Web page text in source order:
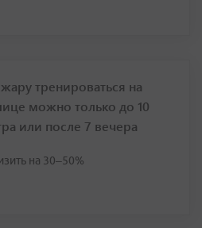
тренироваться на
можно только до 10
или после 7 вечера
на 30–50%